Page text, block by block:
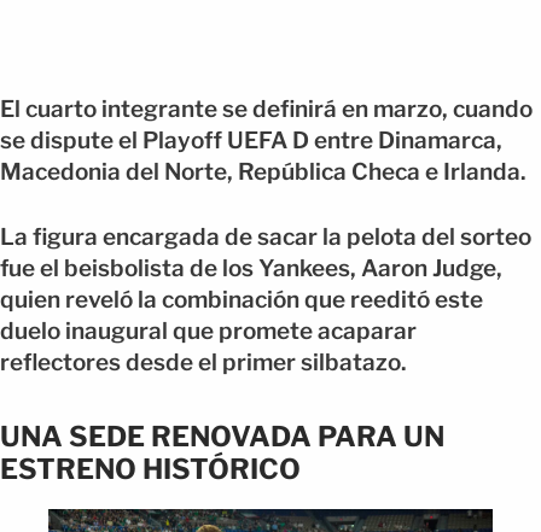
El cuarto integrante se definirá en marzo, cuando
se dispute el Playoff UEFA D entre Dinamarca,
Macedonia del Norte, República Checa e Irlanda.
La figura encargada de sacar la pelota del sorteo
fue el beisbolista de los Yankees, Aaron Judge,
quien reveló la combinación que reeditó este
duelo inaugural que promete acaparar
reflectores desde el primer silbatazo.
UNA SEDE RENOVADA PARA UN
ESTRENO HISTÓRICO